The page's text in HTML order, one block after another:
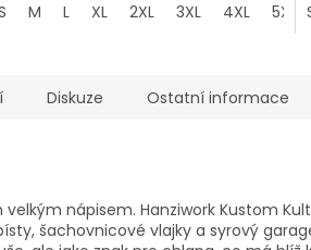
M L XL 2XL 3XL 4XL 5XL
Diskuze Ostatní informace
nápisem. Hanziwork Kustom
šachovnicové vlajky a syrový